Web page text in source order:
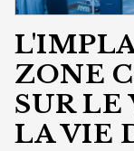
ZONE
SUR
LA VIE